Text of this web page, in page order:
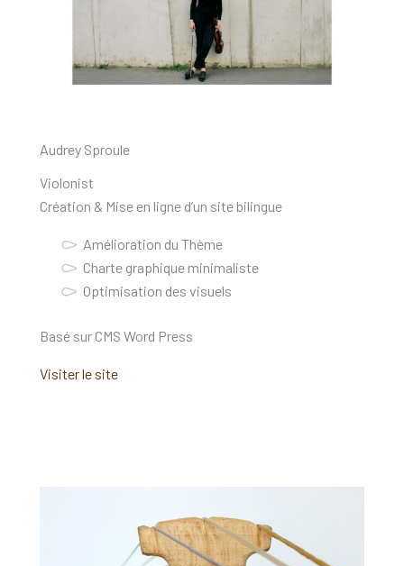
Audrey Sproule
Violonist
Création & Mise en ligne d’un site bilingue
Amélioration du Thème
Charte graphique minimaliste
Optimisation des visuels
Basé sur CMS Word Press
Visiter le site